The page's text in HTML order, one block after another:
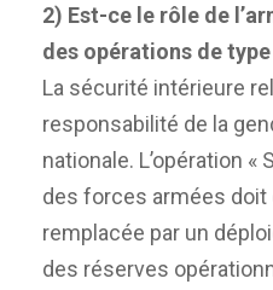
2) Est-ce le rôle de
des opérations de
La sécurité intérieure
responsabilité de la
nationale. L’opération
des forces armées doit
remplacée par un
des réserves